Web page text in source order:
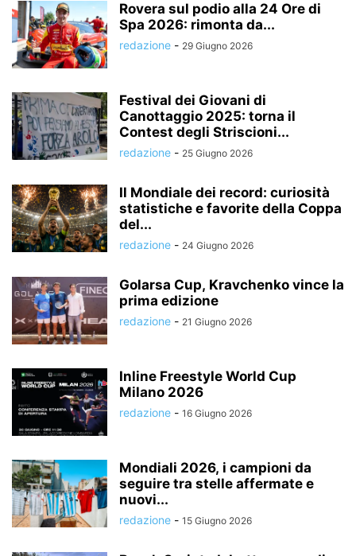
Rovera sul podio alla 24 Ore di
Spa 2026: rimonta da...
redazione - 29 Giugno 2026
Festival dei Giovani di
Canottaggio 2025: torna il
Contest degli Striscioni...
redazione - 25 Giugno 2026
Il Mondiale dei record: curiosità
statistiche e favorite della Coppa
del...
redazione - 24 Giugno 2026
Golarsa Cup, Kravchenko vince la
prima edizione
redazione - 21 Giugno 2026
Inline Freestyle World Cup
Milano 2026
redazione - 16 Giugno 2026
Mondiali 2026, i campioni da
seguire tra stelle affermate e
nuovi...
redazione - 15 Giugno 2026